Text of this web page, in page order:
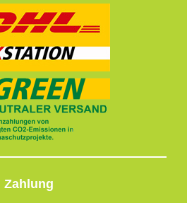
Zahlung